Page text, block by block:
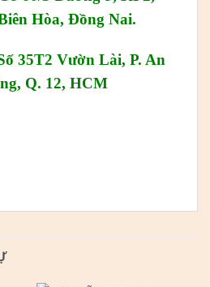
Hòa, Đồng Nai.
35T2 Vườn Lài, P. An
Q. 12, HCM